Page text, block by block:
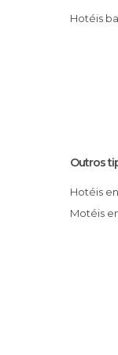
Hotéis
Outros
Hotéis
Motéis